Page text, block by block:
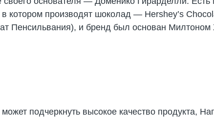
в котором производят шоколад — Hershey’s
Пенсильвания), и бренд был основан
подчеркнуть высокое качество продукта,